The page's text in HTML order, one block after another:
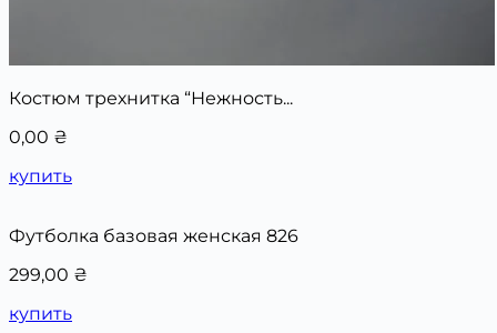
Костюм трехнитка “Нежность...
0,00 ₴
купить
Футболка базовая женская 826
299,00 ₴
купить